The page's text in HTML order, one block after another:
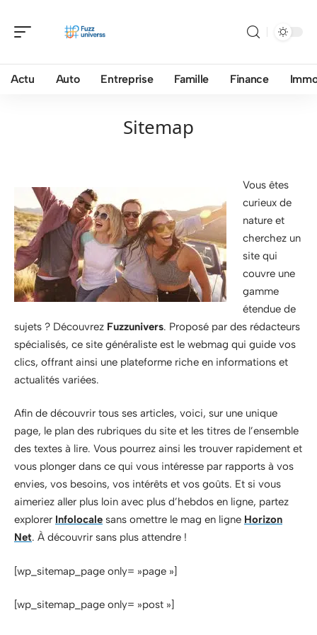
Actu Auto Entreprise Famille Finance
Sitemap
Vous êtes
curieux de
nature et
cherchez un
site qui
couvre une
gamme
étendue de
sujets ? Découvrez Fuzzunivers. Proposé par des rédacteurs
spécialisés, ce site généraliste est le webmag qui guide vos
clics, offrant ainsi une plateforme riche en informations et
actualités variées.
Afin de découvrir tous ses articles, voici, sur une unique
page, le plan des rubriques du site et les titres de l’ensemble
des textes à lire. Vous pourrez ainsi les trouver rapidement et
vous plonger dans ce qui vous intéresse par rapports à vos
envies, vos besoins, vos intérêts et vos goûts. Et si vous
aimeriez aller plus loin avec plus d’hebdos en ligne, partez
explorer Infolocale sans omettre le mag en ligne Horizon
Net. À découvrir sans plus attendre !
[wp_sitemap_page only= »page »]
[wp_sitemap_page only= »post »]